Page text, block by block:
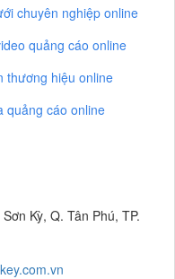
chuyên nghiệp online
quảng cáo online
thương hiệu online
quảng cáo online
Kỳ, Q. Tân Phú, TP.